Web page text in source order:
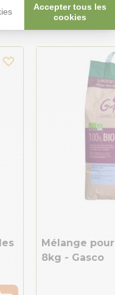
Accepter tous les
cookies
Mélange
8kg - Gasco